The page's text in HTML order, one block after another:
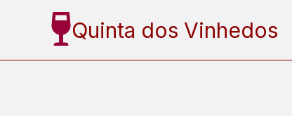
Quinta dos Vinhedos